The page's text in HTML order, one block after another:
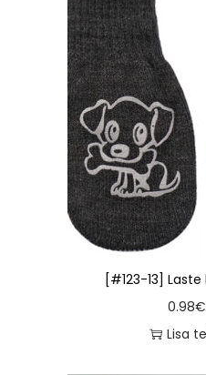
[#123-13]
0.98€
Lisa